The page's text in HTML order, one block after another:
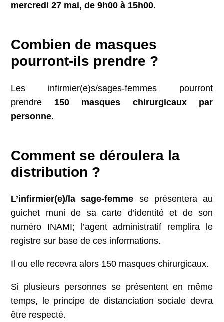
mercredi 27 mai, de 9h00 à 15h00.
Combien de masques
pourront-ils prendre ?
Les infirmier(e)s/sages-femmes pourront
prendre 150 masques chirurgicaux par
personne.
Comment se déroulera la
distribution ?
L’infirmier(e)/la sage-femme se présentera au
guichet muni de sa carte d’identité et de son
numéro INAMI; l’agent administratif remplira le
registre sur base de ces informations.
Il ou elle recevra alors 150 masques chirurgicaux.
Si plusieurs personnes se présentent en même
temps, le principe de distanciation sociale devra
être respecté.